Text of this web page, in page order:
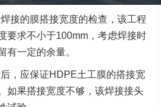
焊接的膜搭接宽度的检查，该工程
要求不小于100mm，考虑焊接时
有一定的余量。
后，应保证HDPE土工膜的搭接宽
如果搭接宽度不够，该焊接接头